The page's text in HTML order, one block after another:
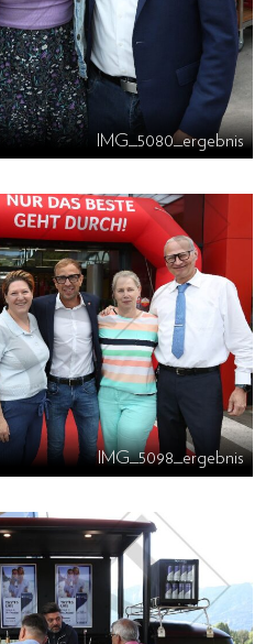
IMG_5080_ergebnis
IMG_5098_ergebnis